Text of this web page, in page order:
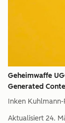
Geheimwaffe
Generated
Inken Kuhlmann-
Aktualisiert 24.